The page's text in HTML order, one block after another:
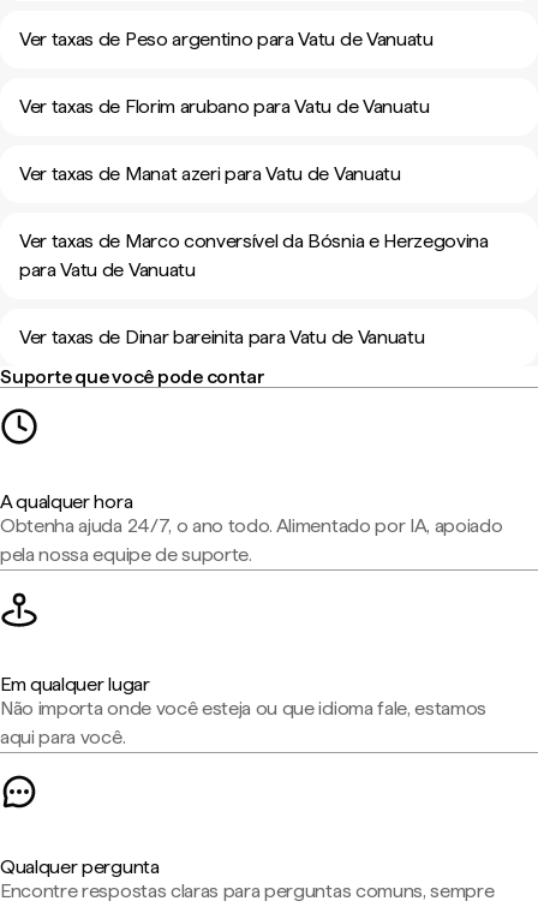
Ver taxas de Peso argentino para Vatu de Vanuatu
Ver taxas de Florim arubano para Vatu de Vanuatu
Ver taxas de Manat azeri para Vatu de Vanuatu
Ver taxas de Marco conversível da Bósnia e Herzegovina
para Vatu de Vanuatu
Ver taxas de Dinar bareinita para Vatu de Vanuatu
Suporte que você pode contar
A qualquer hora
Obtenha ajuda 24/7, o ano todo. Alimentado por IA, apoiado
pela nossa equipe de suporte.
Em qualquer lugar
Não importa onde você esteja ou que idioma fale, estamos
aqui para você.
Qualquer pergunta
Encontre respostas claras para perguntas comuns, sempre